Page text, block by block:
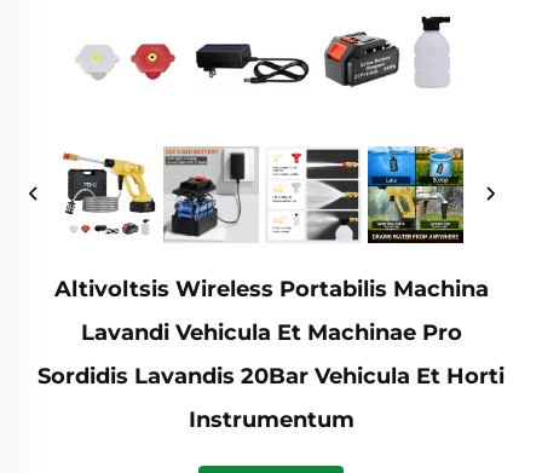
Altivoltsis Wireless Portabilis Machina
Lavandi Vehicula Et Machinae Pro
Sordidis Lavandis 20Bar Vehicula Et Horti
Instrumentum